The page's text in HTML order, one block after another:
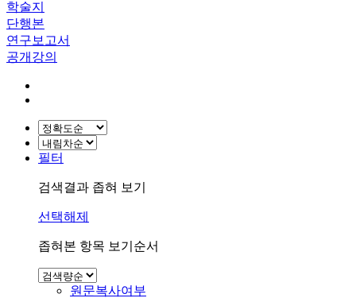
학술지
단행본
연구보고서
공개강의
필터
검색결과 좁혀 보기
선택해제
좁혀본 항목 보기순서
원문복사여부